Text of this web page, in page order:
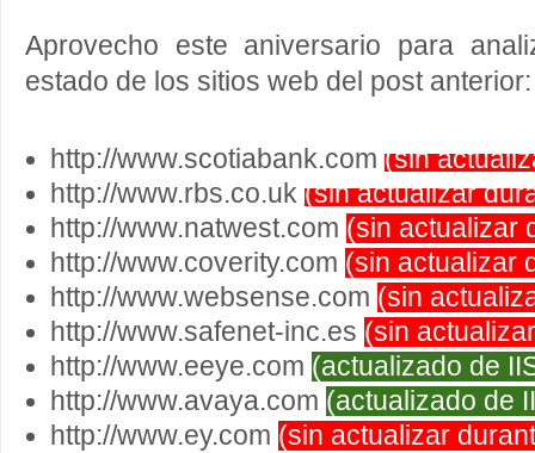
Aprovecho este aniversario para
estado de los sitios web del post anterior:
http://www.scotiabank.com (sin
http://www.rbs.co.uk (sin actualizar
http://www.natwest.com (sin actualizar
http://www.coverity.com (sin actualizar
http://www.websense.com (sin
http://www.safenet-inc.es (sin
http://www.eeye.com (actualizado de
http://www.avaya.com (actualizado de
http://www.ey.com (sin actualizar